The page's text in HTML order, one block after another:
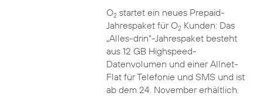
O2startet ein neues Prepaid-
Jahrespaket für O2Kunden: Das
„Alles-drin“-Jahrespaket besteht
aus 12 GB Highspeed-
Datenvolumen und einer Allnet-
Flat für Telefonie und SMS und ist
ab dem 24. November erhältlich.